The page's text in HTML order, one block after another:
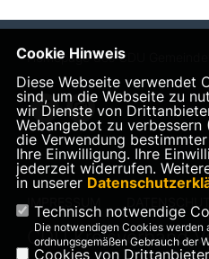
Homepage des CDU
IMPRESSUM
CDU Kreisverband
Cookie Hinweis
Diese Webseite verwendet
sind, um die Webseite zu
wir Dienste von
Webangebot zu verbessern
die Verwendung
Ihre Einwilligung. Ihre
jederzeit widerrufen.
in unserer
Technisch notwendige
Die notwendigen Cookies werden
ordnungsgemäßen Gebrauch der
Cookies von